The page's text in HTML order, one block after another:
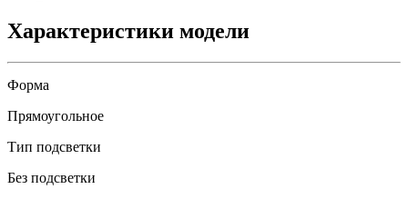
Характеристики модели
Форма
Прямоугольное
Тип подсветки
Без подсветки